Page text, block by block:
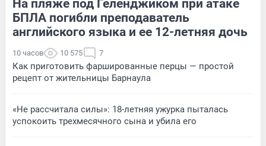
На пляже под Геленджиком при атаке
БПЛА погибли преподаватель
английского языка и ее 12-летняя дочь
10 часов 10 575 7
Как приготовить фаршированные перцы — простой
рецепт от жительницы Барнаула
«Не рассчитала силы»: 18-летняя ужурка пыталась
успокоить трехмесячного сына и убила его